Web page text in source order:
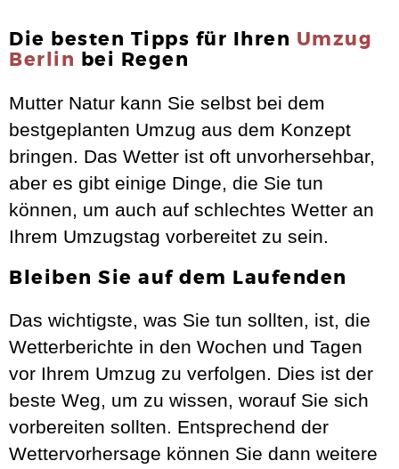
Die besten Tipps für Ihren Umzug
Berlin bei Regen
Mutter Natur kann Sie selbst bei dem
bestgeplanten Umzug aus dem Konzept
bringen. Das Wetter ist oft unvorhersehbar,
aber es gibt einige Dinge, die Sie tun
können, um auch auf schlechtes Wetter an
Ihrem Umzugstag vorbereitet zu sein.
Bleiben Sie auf dem Laufenden
Das wichtigste, was Sie tun sollten, ist, die
Wetterberichte in den Wochen und Tagen
vor Ihrem Umzug zu verfolgen. Dies ist der
beste Weg, um zu wissen, worauf Sie sich
vorbereiten sollten. Entsprechend der
Wettervorhersage können Sie dann weitere